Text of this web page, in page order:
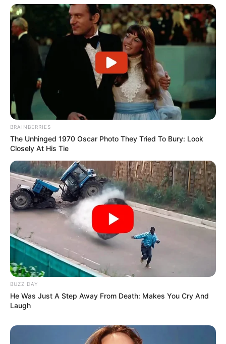
BRAINBERRIES
The Unhinged 1970 Oscar Photo They Tried To Bury: Look
Closely At His Tie
BUZZ DAY
He Was Just A Step Away From Death: Makes You Cry And
Laugh